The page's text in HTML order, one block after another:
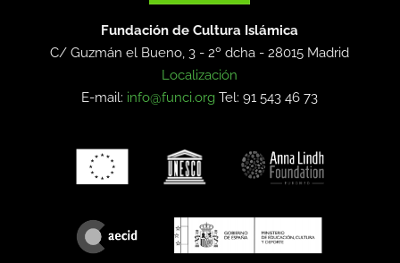
Fundación de Cultura Islámica
C/ Guzmán el Bueno, 3 - 2º dcha -28015 Madrid
Localización
E-mail: info@funci.org Tel: 91 543 46 73